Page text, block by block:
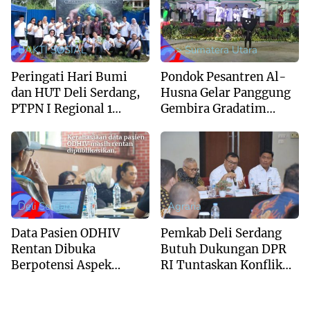
BAKTI SOSIAL
Peringati Hari Bumi
dan HUT Deli Serdang,
PTPN I Regional 1
Gersang di Tanjung
Morawa
--> Sumatera Utara
Pondok Pesantren Al-
Husna Gelar Panggung
Gembira Gradatim
Syukur dan Kreativitas
Santri
Deli Serdang
Data Pasien ODHIV
Rentan Dibuka
Berpotensi Aspek
Agraria
Pemkab Deli Serdang
Butuh Dukungan DPR
RI Tuntaskan Konflik